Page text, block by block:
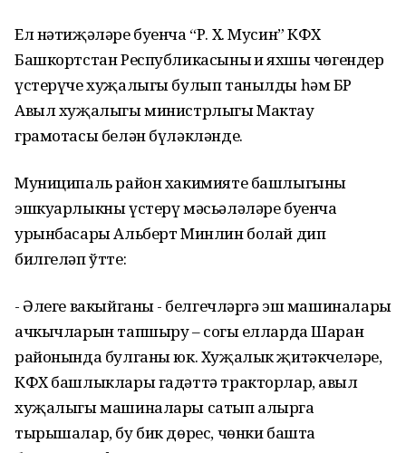
Ел нәтиҗәләре буенча “Р. Х. Мусин” КФХ
Башкортстан Республикасының иң яхшы чөгендер
үстерүче хуҗалыгы булып танылды һәм БР
Авыл хуҗалыгы министрлыгы Мактау
грамотасы белән бүләкләнде.
Муниципаль район хакимияте башлыгының
эшкуарлыкны үстерү мәсьәләләре буенча
урынбасары Альберт Минлин болай дип
билгеләп ўтте:
- Әлеге вакыйганың - белгечләргә эш машиналары
ачкычларын тапшыру – соңгы елларда Шаран
районында булганы юк. Хуҗалык җитәкчеләре,
КФХ башлыклары гадәттә тракторлар, авыл
хуҗалыгы машиналары сатып алырга
тырышалар, бу бик дөрес, чөнки башта